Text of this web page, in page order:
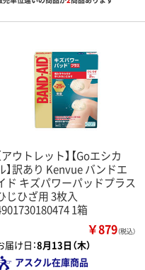
アウトレット】【Goエシカ
】訳あり Kenvue バンドエ
ド キズパワーパッドプラス
じひざ用 3枚入
1箱
￥879（税込）
届け日：8月13日（木）
アスクル在庫商品